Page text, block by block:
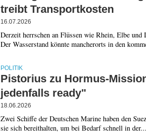
treibt Transportkosten
16.07.2026
Derzeit herrschen an Flüssen wie Rhein, Elbe und
Der Wasserstand könnte mancherorts in den
POLITIK
Pistorius zu Hormus-
jedenfalls ready"
18.06.2026
Zwei Schiffe der Deutschen Marine haben den
sie sich bereithalten, um bei Bedarf schnell in der...